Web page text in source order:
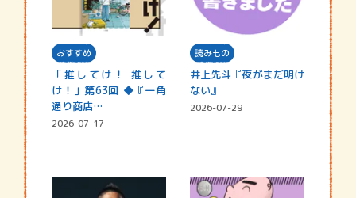
おすすめ
「推してけ！ 推して
け！」第63回 ◆『一角
通り商店…
2026-07-17
読みもの
井上先斗『夜がまだ明け
ない』
2026-07-29